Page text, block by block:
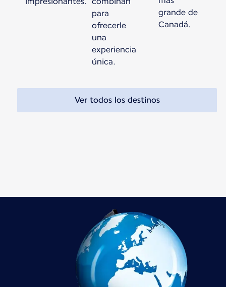
para
ofrecerle
una
experiencia
única.
grande de
Canadá.
Ver todos los destinos